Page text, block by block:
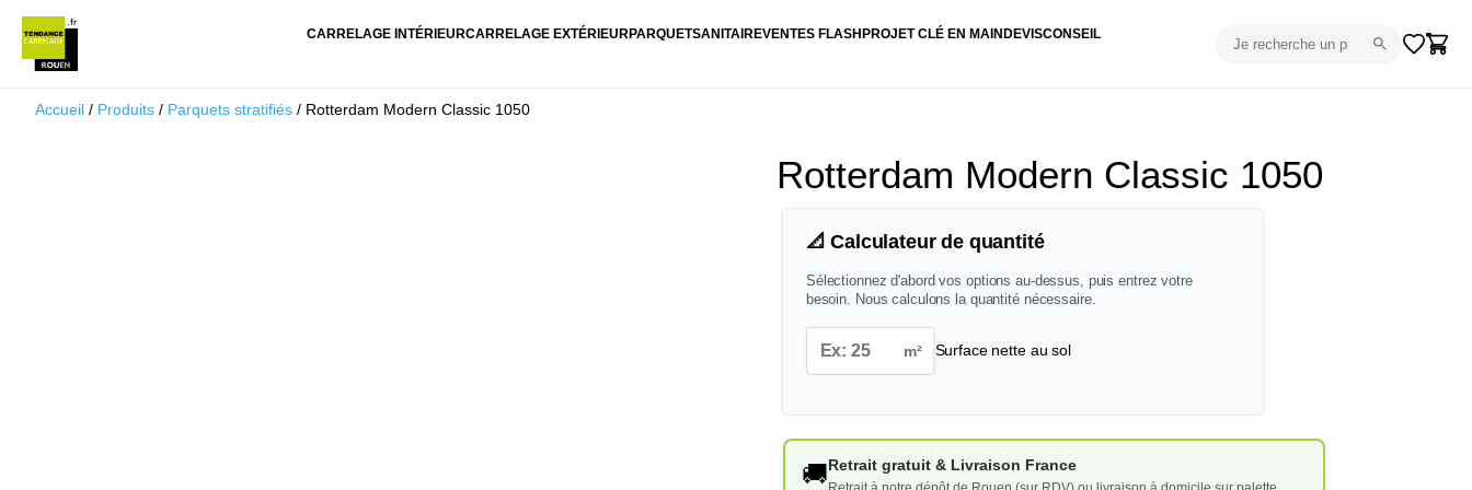
CARRELAGE INTÉRIEURCARRELAGE EXTÉRIEURPARQUETSANITAIREVENTES FLASH PROJET CLÉ EN MAIN DEVISCONSEIL
Accueil / Produits / Parquets stratifiés / Rotterdam Modern Classic 1050
Rotterdam Modern Classic 1050
📐 Calculateur de quantité
Sélectionnez d'abord vos options au-dessus, puis entrez votre
besoin. Nous calculons la quantité nécessaire.
m² Surface nette au sol
🚚Retrait gratuit & Livraison France